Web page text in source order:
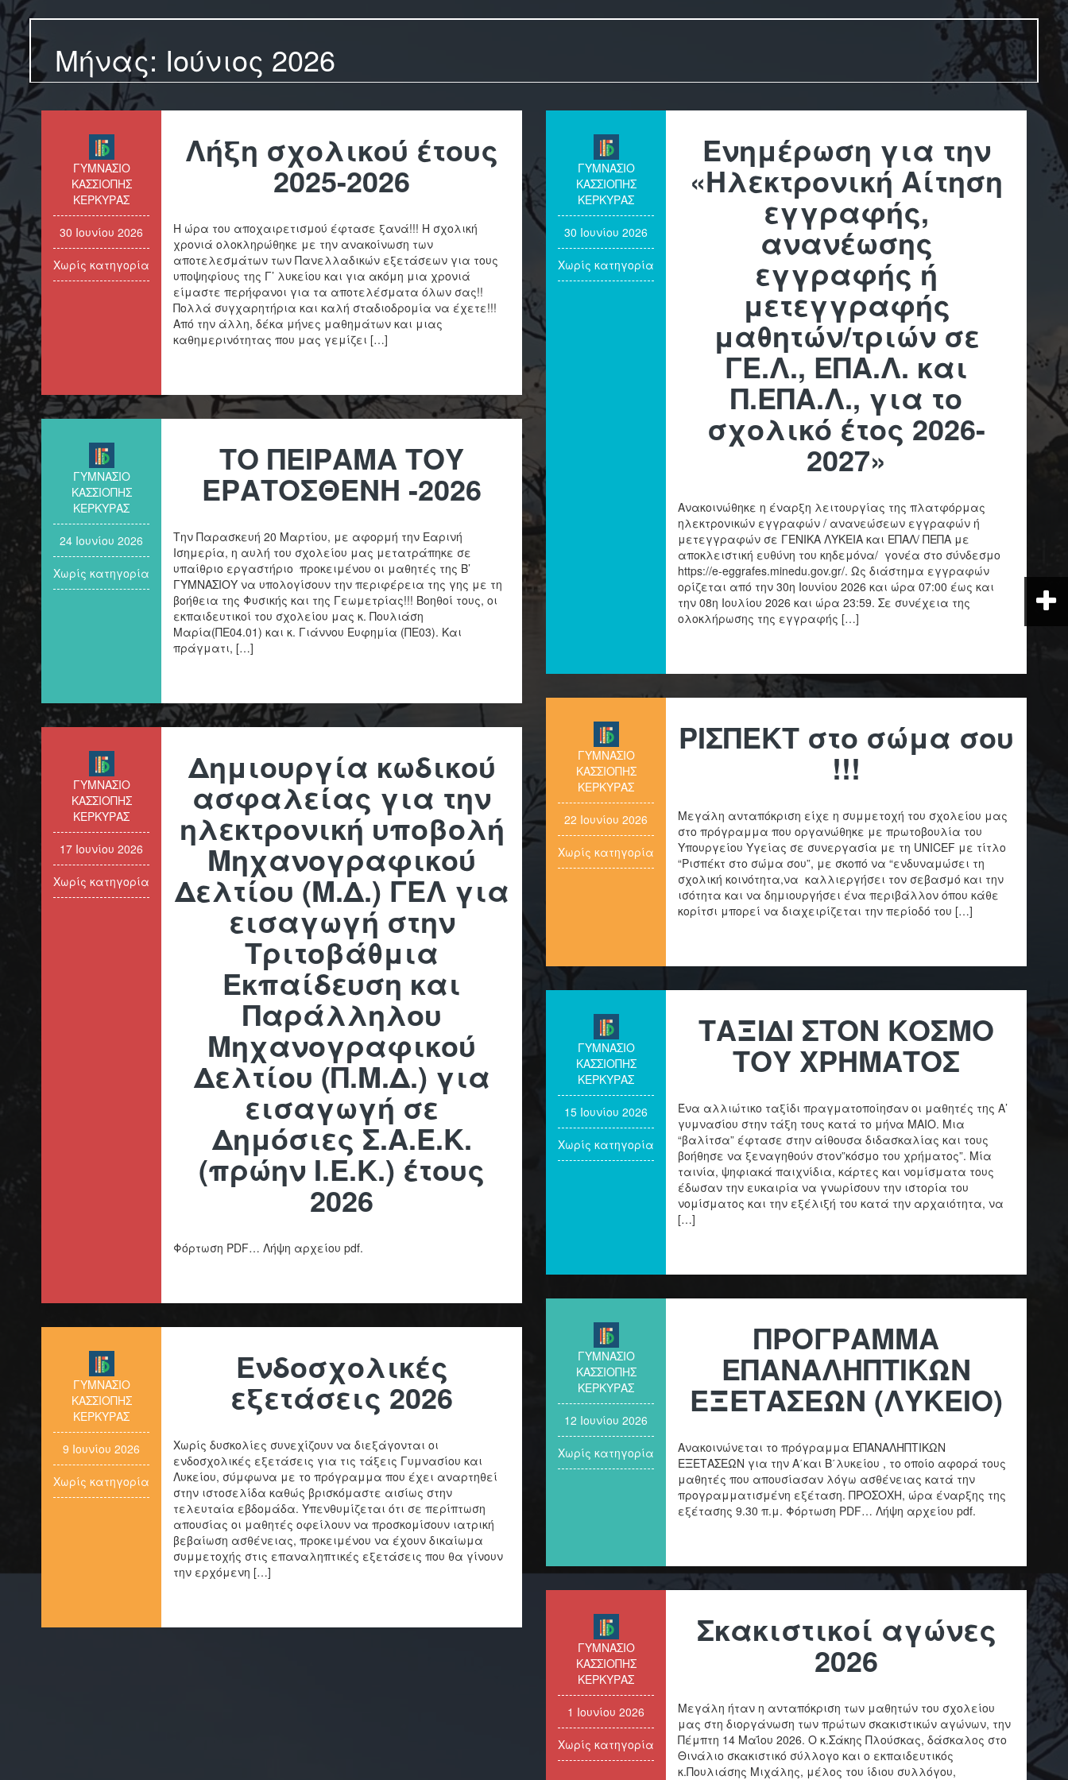
Μήνας: Ιούνιος 2026
ΓΥΜΝΑΣΙΟ
ΚΑΣΣΙΟΠΗΣ
ΚΕΡΚΥΡΑΣ
30 Ιουνίου 2026
Χωρίς κατηγορία
Λήξη σχολικού έτους
2025-2026
Η ώρα του αποχαιρετισμού έφτασε ξανά!!! Η σχολική
χρονιά ολοκληρώθηκε με την ανακοίνωση των
αποτελεσμάτων των Πανελλαδικών εξετάσεων για τους
υποψηφίους της Γ’ λυκείου και για ακόμη μια χρονιά
είμαστε περήφανοι για τα αποτελέσματα όλων σας!!
Πολλά συγχαρητήρια και καλή σταδιοδρομία να έχετε!!!
Από την άλλη, δέκα μήνες μαθημάτων και μιας
καθημερινότητας που μας γεμίζει […]
ΓΥΜΝΑΣΙΟ
ΚΑΣΣΙΟΠΗΣ
ΚΕΡΚΥΡΑΣ
30 Ιουνίου 2026
Χωρίς κατηγορία
Ενημέρωση για την
«Ηλεκτρονική Αίτηση
εγγραφής,
ανανέωσης
εγγραφής ή
μετεγγραφής
μαθητών/τριών σε
ΓΕ.Λ., ΕΠΑ.Λ. και
Π.ΕΠΑ.Λ., για το
σχολικό έτος 2026-
2027»
Ανακοινώθηκε η έναρξη λειτουργίας της πλατφόρμας
ηλεκτρονικών εγγραφών / ανανεώσεων εγγραφών ή
μετεγγραφών σε ΓΕΝΙΚΑ ΛΥΚΕΙΑ και ΕΠΑΛ/ ΠΕΠΑ με
αποκλειστική ευθύνη του κηδεμόνα/ γονέα στο σύνδεσμο
https://e-eggrafes.minedu.gov.gr/. Ως διάστημα εγγραφών
ορίζεται από την 30η Ιουνίου 2026 και ώρα 07:00 έως και
την 08η Ιουλίου 2026 και ώρα 23:59. Σε συνέχεια της
ολοκλήρωσης της εγγραφής […]
ΓΥΜΝΑΣΙΟ
ΚΑΣΣΙΟΠΗΣ
ΚΕΡΚΥΡΑΣ
24 Ιουνίου 2026
Χωρίς κατηγορία
ΤΟ ΠΕΙΡΑΜΑ ΤΟΥ
ΕΡΑΤΟΣΘΕΝΗ -2026
Την Παρασκευή 20 Μαρτίου, με αφορμή την Εαρινή
Ισημερία, η αυλή του σχολείου μας μετατράπηκε σε
υπαίθριο εργαστήριο προκειμένου οι μαθητές της Β’
ΓΥΜΝΑΣΙΟΥ να υπολογίσουν την περιφέρεια της γης με τη
βοήθεια της Φυσικής και της Γεωμετρίας!!! Βοηθοί τους, οι
εκπαιδευτικοί του σχολείου μας κ. Πουλιάση
Μαρία(ΠΕ04.01) και κ. Γιάννου Ευφημία (ΠΕ03). Και
πράγματι, […]
ΓΥΜΝΑΣΙΟ
ΚΑΣΣΙΟΠΗΣ
ΚΕΡΚΥΡΑΣ
22 Ιουνίου 2026
Χωρίς κατηγορία
ΡΙΣΠΕΚΤ στο σώμα σου
!!!
Μεγάλη ανταπόκριση είχε η συμμετοχή του σχολείου μας
στο πρόγραμμα που οργανώθηκε με πρωτοβουλία του
Υπουργείου Υγείας σε συνεργασία με τη UNICEF με τίτλο
“Ρισπέκτ στο σώμα σου”, με σκοπό να “ενδυναμώσει τη
σχολική κοινότητα,να καλλιεργήσει τον σεβασμό και την
ισότητα και να δημιουργήσει ένα περιβάλλον όπου κάθε
κορίτσι μπορεί να διαχειρίζεται την περίοδό του […]
ΓΥΜΝΑΣΙΟ
ΚΑΣΣΙΟΠΗΣ
ΚΕΡΚΥΡΑΣ
17 Ιουνίου 2026
Χωρίς κατηγορία
Δημιουργία κωδικού
ασφαλείας για την
ηλεκτρονική υποβολή
Μηχανογραφικού
Δελτίου (Μ.Δ.) ΓΕΛ για
εισαγωγή στην
Τριτοβάθμια
Εκπαίδευση και
Παράλληλου
Μηχανογραφικού
Δελτίου (Π.Μ.Δ.) για
εισαγωγή σε
Δημόσιες Σ.Α.Ε.Κ.
(πρώην Ι.Ε.Κ.) έτους
2026
Φόρτωση PDF… Λήψη αρχείου pdf.
ΓΥΜΝΑΣΙΟ
ΚΑΣΣΙΟΠΗΣ
ΚΕΡΚΥΡΑΣ
15 Ιουνίου 2026
Χωρίς κατηγορία
ΤΑΞΙΔΙ ΣΤΟΝ ΚΟΣΜΟ
ΤΟΥ ΧΡΗΜΑΤΟΣ
Ένα αλλιώτικο ταξίδι πραγματοποίησαν οι μαθητές της Α’
γυμνασίου στην τάξη τους κατά το μήνα ΜΑΙΟ. Μια
“βαλίτσα” έφτασε στην αίθουσα διδασκαλίας και τους
βοήθησε να ξεναγηθούν στον”κόσμο του χρήματος”. Μία
ταινία, ψηφιακά παιχνίδια, κάρτες και νομίσματα τους
έδωσαν την ευκαιρία να γνωρίσουν την ιστορία του
νομίσματος και την εξέλιξή του κατά την αρχαιότητα, να
[…]
ΓΥΜΝΑΣΙΟ
ΚΑΣΣΙΟΠΗΣ
ΚΕΡΚΥΡΑΣ
12 Ιουνίου 2026
Χωρίς κατηγορία
ΠΡΟΓΡΑΜΜΑ
ΕΠΑΝΑΛΗΠΤΙΚΩΝ
ΕΞΕΤΑΣΕΩΝ (ΛΥΚΕΙΟ)
Ανακοινώνεται το πρόγραμμα ΕΠΑΝΑΛΗΠΤΙΚΩΝ
ΕΞΕΤΑΣΕΩΝ για την Α΄και Β΄λυκείου , το οποίο αφορά τους
μαθητές που απουσίασαν λόγω ασθένειας κατά την
προγραμματισμένη εξέταση. ΠΡΟΣΟΧΗ, ώρα έναρξης της
εξέτασης 9.30 π.μ. Φόρτωση PDF… Λήψη αρχείου pdf.
ΓΥΜΝΑΣΙΟ
ΚΑΣΣΙΟΠΗΣ
ΚΕΡΚΥΡΑΣ
9 Ιουνίου 2026
Χωρίς κατηγορία
Ενδοσχολικές
εξετάσεις 2026
Χωρίς δυσκολίες συνεχίζουν να διεξάγονται οι
ενδοσχολικές εξετάσεις για τις τάξεις Γυμνασίου και
Λυκείου, σύμφωνα με το πρόγραμμα που έχει αναρτηθεί
στην ιστοσελίδα καθώς βρισκόμαστε αισίως στην
τελευταία εβδομάδα. Υπενθυμίζεται ότι σε περίπτωση
απουσίας οι μαθητές οφείλουν να προσκομίσουν ιατρική
βεβαίωση ασθένειας, προκειμένου να έχουν δικαίωμα
συμμετοχής στις επαναληπτικές εξετάσεις που θα γίνουν
την ερχόμενη […]
ΓΥΜΝΑΣΙΟ
ΚΑΣΣΙΟΠΗΣ
ΚΕΡΚΥΡΑΣ
1 Ιουνίου 2026
Χωρίς κατηγορία
Σκακιστικοί αγώνες
2026
Μεγάλη ήταν η ανταπόκριση των μαθητών του σχολείου
μας στη διοργάνωση των πρώτων σκακιστικών αγώνων, την
Πέμπτη 14 Μαΐου 2026. Ο κ.Σάκης Πλούσκας, δάσκαλος στο
Θινάλιο σκακιστικό σύλλογο και ο εκπαιδευτικός
κ.Πουλιάσης Μιχάλης, μέλος του ίδιου συλλόγου,